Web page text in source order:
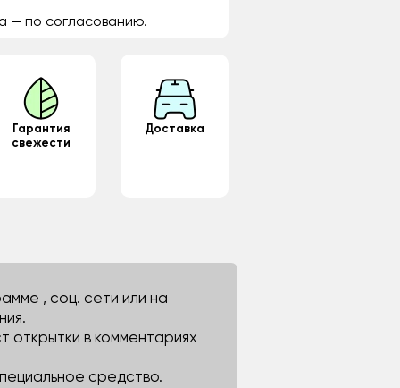
— по согласованию.
Гарантия
свежести
Доставка
, соц. сети или на
открытки в комментариях
средство.